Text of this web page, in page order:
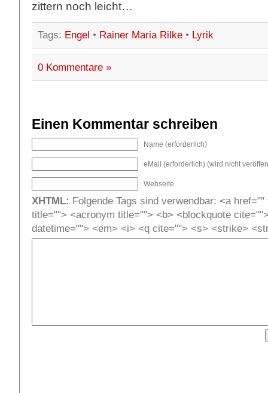
zittern noch leicht…
Tags: Engel • Rainer Maria Rilke• Lyrik
0 Kommentare »
Einen Kommentar schreiben
Name (erforderlich)
eMail (erforderlich) (wird nicht
Webseite
XHTML: Folgende Tags sind verwendbar: <a
title=""> <acronym title=""> <b> <blockquote
datetime=""> <em> <i> <q cite=""> <s> <strike>